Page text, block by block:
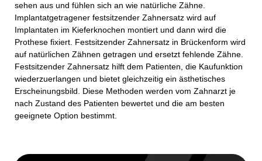
sehen aus und fühlen sich an wie natürliche Zähne.
Implantatgetragener festsitzender Zahnersatz wird auf
Implantaten im Kieferknochen montiert und dann wird die
Prothese fixiert. Festsitzender Zahnersatz in Brückenform wird
auf natürlichen Zähnen getragen und ersetzt fehlende Zähne.
Festsitzender Zahnersatz hilft dem Patienten, die Kaufunktion
wiederzuerlangen und bietet gleichzeitig ein ästhetisches
Erscheinungsbild. Diese Methoden werden vom Zahnarzt je
nach Zustand des Patienten bewertet und die am besten
geeignete Option bestimmt.